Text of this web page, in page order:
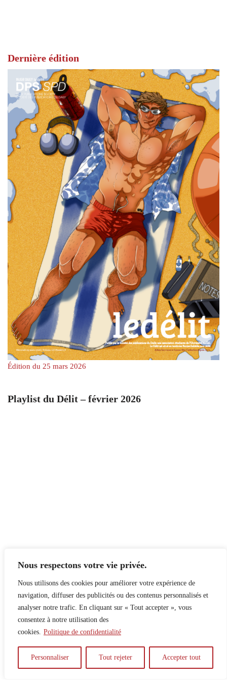
Nous respectons votre vie privée.
Nous utilisons des cookies pour améliorer votre expérience de
navigation, diffuser des publicités ou des contenus personnalisés et
analyser notre trafic. En cliquant sur « Tout accepter », vous
consentez à notre utilisation des
cookies. Politique de confidentialité
Personnaliser Tout rejeter Accepter tout
Dernière édition
Édition du 25 mars 2026
Playlist du Délit – février 2026